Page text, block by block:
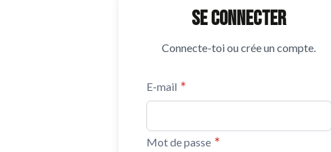
Se connecter
Connecte-toi ou crée un compte.
E-mail
Mot de passe